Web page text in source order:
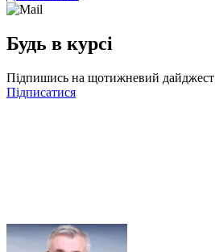
Будь в курсі
Підпишись на щотижневий
Підписатися